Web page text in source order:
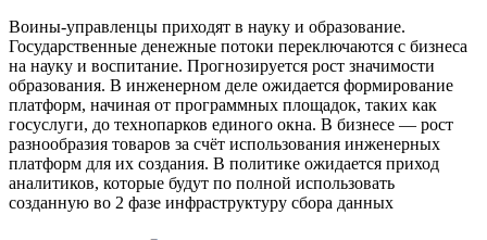
Воины-управленцы приходят в науку и образование.
Государственные денежные потоки переключаются с бизнеса
на науку и воспитание. Прогнозируется рост значимости
образования. В инженерном деле ожидается формирование
платформ, начиная от программных площадок, таких как
госуслуги, до технопарков единого окна. В бизнесе — рост
разнообразия товаров за счёт использования инженерных
платформ для их создания. В политике ожидается приход
аналитиков, которые будут по полной использовать
созданную во 2 фазе инфраструктуру сбора данных